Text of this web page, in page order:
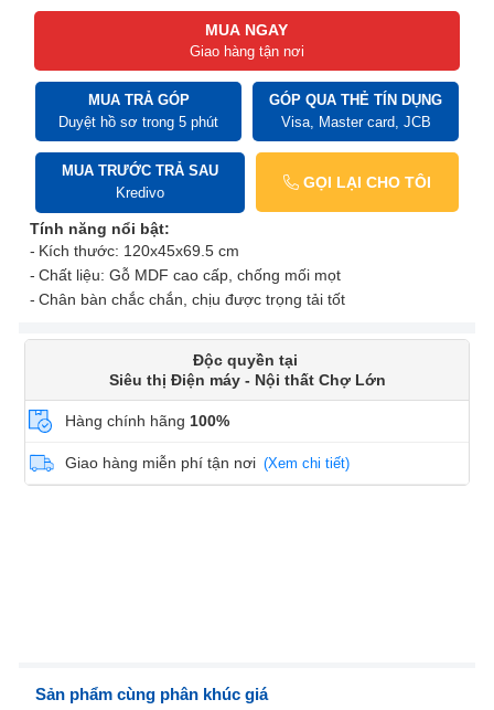
MUA NGAY
Giao hàng tận nơi
MUA TRẢ GÓP
Duyệt hồ sơ trong 5 phút
GÓP QUA THẺ TÍN DỤNG
Visa, Master card, JCB
MUA TRƯỚC TRẢ SAU
Kredivo
GỌI LẠI CHO TÔI
Tính năng nổi bật:
Kích thước: 120x45x69.5 cm
Chất liệu: Gỗ MDF cao cấp, chống mối mọt
Chân bàn chắc chắn, chịu được trọng tải tốt
Độc quyền tại
Siêu thị Điện máy - Nội thất Chợ Lớn
Hàng chính hãng 100%
Giao hàng miễn phí tận nơi (Xem chi tiết)
Sản phẩm cùng phân khúc giá